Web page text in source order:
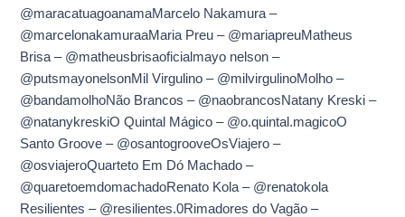
@maracatuagoanamaMarcelo Nakamura –
@marcelonakamuraaMaria Preu – @mariapreuMatheus
Brisa – @matheusbrisaoficialmayo nelson –
@putsmayonelsonMil Virgulino – @milvirgulinoMolho –
@bandamolhoNão Brancos – @naobrancosNatany Kreski –
@natanykreskiO Quintal Mágico – @o.quintal.magicoO
Santo Groove – @osantogrooveOsViajero –
@osviajeroQuarteto Em Dó Machado –
@quaretoemdomachadoRenato Kola – @renatokola
Resilientes – @resilientes.0Rimadores do Vagão –